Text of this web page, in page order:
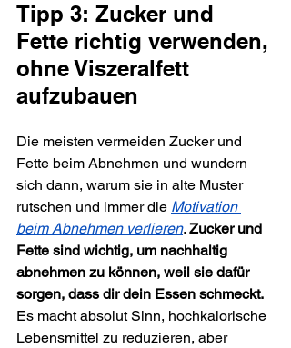
Tipp 3: Zucker und
Fette richtig verwenden,
ohne Viszeralfett
aufzubauen
Die meisten vermeiden Zucker und
Fette beim Abnehmen und wundern
sich dann, warum sie in alte Muster
rutschen und immer die Motivation
beim Abnehmen verlieren. Zucker und
Fette sind wichtig, um nachhaltig
abnehmen zu können, weil sie dafür
sorgen, dass dir dein Essen schmeckt.
Es macht absolut Sinn, hochkalorische
Lebensmittel zu reduzieren, aber